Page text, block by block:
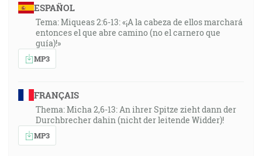
ESPAÑOL
Tema: Miqueas 2:6-13: «¡A la cabeza de ellos marchará
entonces el que abre camino (no el carnero que
guía)!»
MP3
FRANÇAIS
Thema: Micha 2,6-13: An ihrer Spitze zieht dann der
Durchbrecher dahin (nicht der leitende Widder)!
MP3